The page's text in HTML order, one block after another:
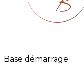
Base démarrage